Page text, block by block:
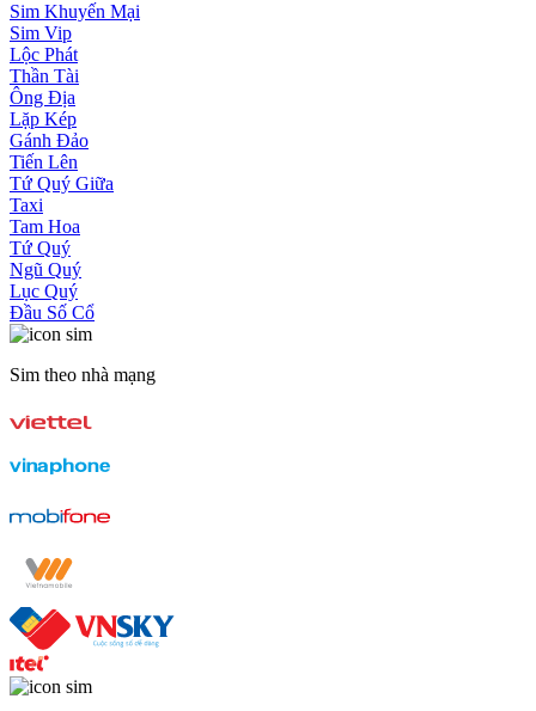
Sim Khuyến Mại
Sim Vip
Lộc Phát
Thần Tài
Ông Địa
Lặp Kép
Gánh Đảo
Tiến Lên
Tứ Quý Giữa
Taxi
Tam Hoa
Tứ Quý
Ngũ Quý
Lục Quý
Đầu Số Cổ
Sim theo nhà mạng